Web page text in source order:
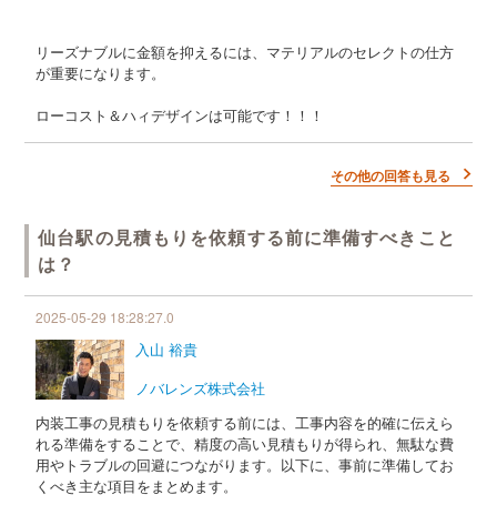
リーズナブルに金額を抑えるには、マテリアルのセレクトの仕方
が重要になります。
ローコスト＆ハィデザインは可能です！！！
その他の回答も見る
仙台駅の見積もりを依頼する前に準備すべきこと
は？
2025-05-29 18:28:27.0
入山 裕貴
ノバレンズ株式会社
内装工事の見積もりを依頼する前には、工事内容を的確に伝えら
れる準備をすることで、精度の高い見積もりが得られ、無駄な費
用やトラブルの回避につながります。以下に、事前に準備してお
くべき主な項目をまとめます。